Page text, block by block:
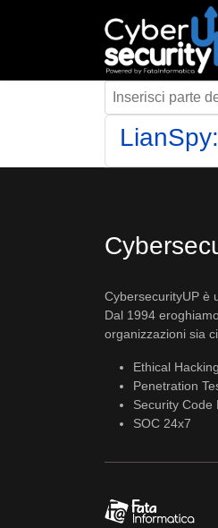
Inserisci parte
CybersecurityUP è
Dal 1994
organizzazioni sia
Ethical Hacking
Penetration
Security Code
SOC 24x7